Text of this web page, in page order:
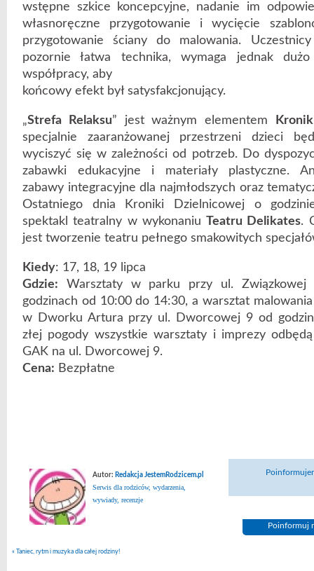
wstępne szkice koncepcyjne, nadanie im
własnoręczne przygotowanie i wycięcie
przygotowanie ściany do malowania.
pozornie łatwa technika, wymaga jednak
współpracy, aby
końcowy efekt był satysfakcjonujący.
„Strefa Relaksu” jest ważnym elementem
specjalnie zaaranżowanej przestrzeni dzieci
wyciszyć się w zależności od potrzeb. Do
zabawki edukacyjne i materiały plastyczne.
zabawy integracyjne dla najmłodszych oraz
Ostatniego dnia Kroniki Dzielnicowej o
spektakl teatralny w wykonaniu Teatru Delikates.
jest tworzenie teatru pełnego smakowitych
Kiedy: 17, 18, 19 lipca
Gdzie: Warsztaty w parku przy ul.
godzinach od 10:00 do 14:30, a warsztat
w Dworku Artura przy ul. Dworcowej 9 od
złej pogody wszystkie warsztaty i imprezy
GAK na ul. Dworcowej 9.
Cena: Bezpłatne
Autor: Redakcja JestemRodzicem.pl
Serwis dla rodziców, wydarzenia,
wywiady, recenzje
Poinformuj
« Taniec, rytm i muzyka dla całej rodziny!